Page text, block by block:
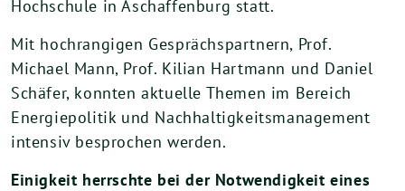
Hochschule in Aschaffenburg statt.
Mit hochrangigen Gesprächspartnern, Prof.
Michael Mann, Prof. Kilian Hartmann und Daniel
Schäfer, konnten aktuelle Themen im Bereich
Energiepolitik und Nachhaltigkeitsmanagement
intensiv besprochen werden.
Einigkeit herrschte bei der Notwendigkeit eines